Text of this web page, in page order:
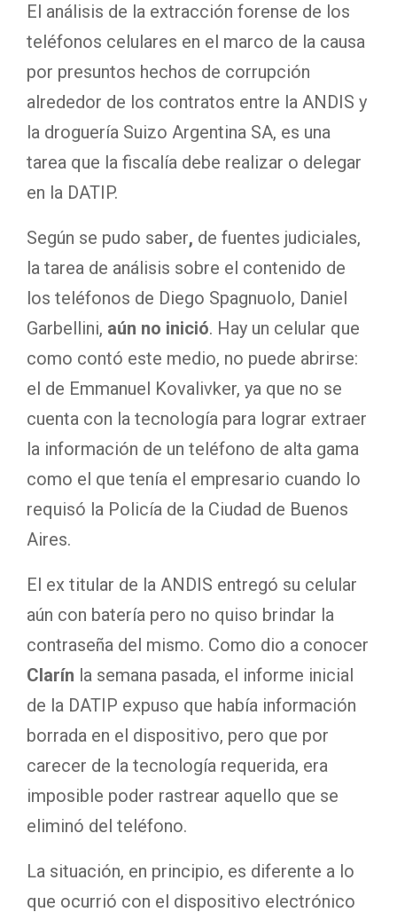
El análisis de la extracción forense de los
teléfonos celulares en el marco de la causa
por presuntos hechos de corrupción
alrededor de los contratos entre la ANDIS y
la droguería Suizo Argentina SA, es una
tarea que la fiscalía debe realizar o delegar
en la DATIP.
Según se pudo saber, de fuentes judiciales,
la tarea de análisis sobre el contenido de
los teléfonos de Diego Spagnuolo, Daniel
Garbellini, aún no inició. Hay un celular que
como contó este medio, no puede abrirse:
el de Emmanuel Kovalivker, ya que no se
cuenta con la tecnología para lograr extraer
la información de un teléfono de alta gama
como el que tenía el empresario cuando lo
requisó la Policía de la Ciudad de Buenos
Aires.
El ex titular de la ANDIS entregó su celular
aún con batería pero no quiso brindar la
contraseña del mismo. Como dio a conocer
Clarín la semana pasada, el informe inicial
de la DATIP expuso que había información
borrada en el dispositivo, pero que por
carecer de la tecnología requerida, era
imposible poder rastrear aquello que se
eliminó del teléfono.
La situación, en principio, es diferente a lo
que ocurrió con el dispositivo electrónico